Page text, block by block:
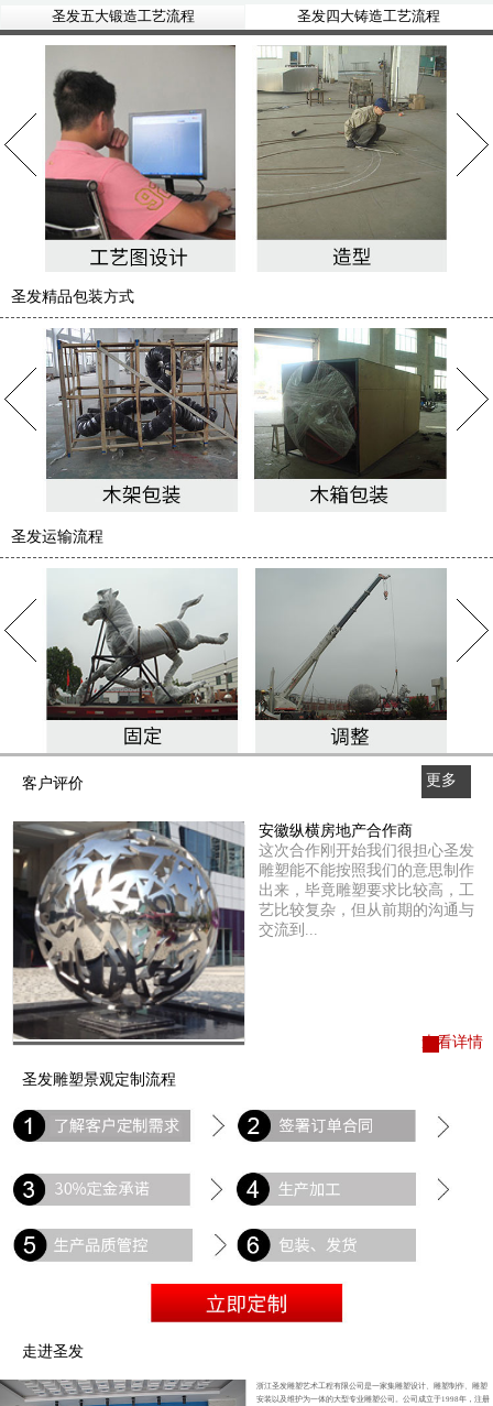
圣发五大锻造工艺流程 圣发四大铸造工艺流程
圣发精品包装方式
圣发运输流程
客户评价
更多
查看详情
安徽纵横房地产合作商
这次合作刚开始我们很担心圣发
雕塑能不能按照我们的意思制作
出来，毕竟雕塑要求比较高，工
艺比较复杂，但从前期的沟通与
交流到...
圣发雕塑景观定制流程
走进圣发
浙江圣发雕塑艺术工程有限公司是一家集雕塑设计、雕塑制作、雕塑
安装以及维护为一体的大型专业雕塑公司。公司成立于1998年，注册